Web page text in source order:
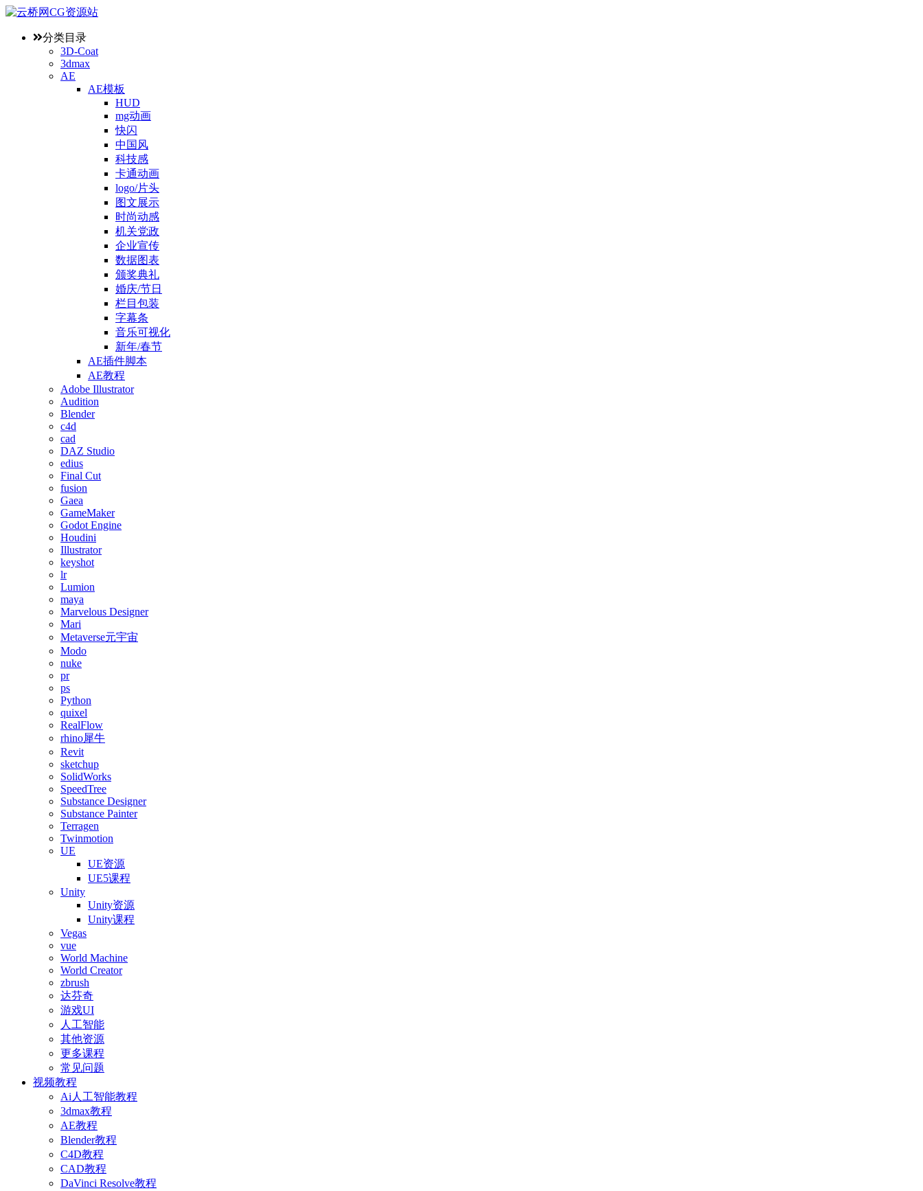
分类目录
3D-Coat
3dmax
AE
AE模板
HUD
mg动画
快闪
中国风
科技感
卡通动画
logo/片头
图文展示
时尚动感
机关党政
企业宣传
数据图表
颁奖典礼
婚庆/节日
栏目包装
字幕条
音乐可视化
新年/春节
AE插件脚本
AE教程
Adobe Illustrator
Audition
Blender
c4d
cad
DAZ Studio
edius
Final Cut
fusion
Gaea
GameMaker
Godot Engine
Houdini
Illustrator
keyshot
lr
Lumion
maya
Marvelous Designer
Mari
Metaverse元宇宙
Modo
nuke
pr
ps
Python
quixel
RealFlow
rhino犀牛
Revit
sketchup
SolidWorks
SpeedTree
Substance Designer
Substance Painter
Terragen
Twinmotion
UE
UE资源
UE5课程
Unity
Unity资源
Unity课程
Vegas
vue
World Machine
World Creator
zbrush
达芬奇
游戏UI
人工智能
其他资源
更多课程
常见问题
视频教程
Ai人工智能教程
3dmax教程
AE教程
Blender教程
C4D教程
CAD教程
DaVinci Resolve教程